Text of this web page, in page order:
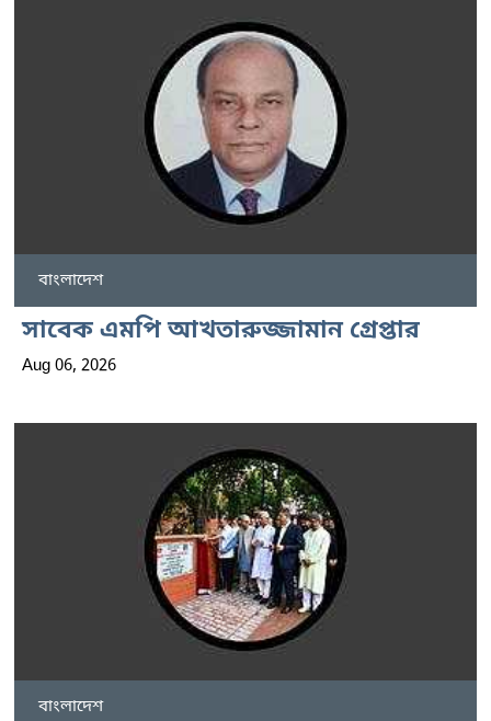
বাংলাদেশ
সাবেক এমপি আখতারুজ্জামান গ্রেপ্তার
Aug 06, 2026
বাংলাদেশ